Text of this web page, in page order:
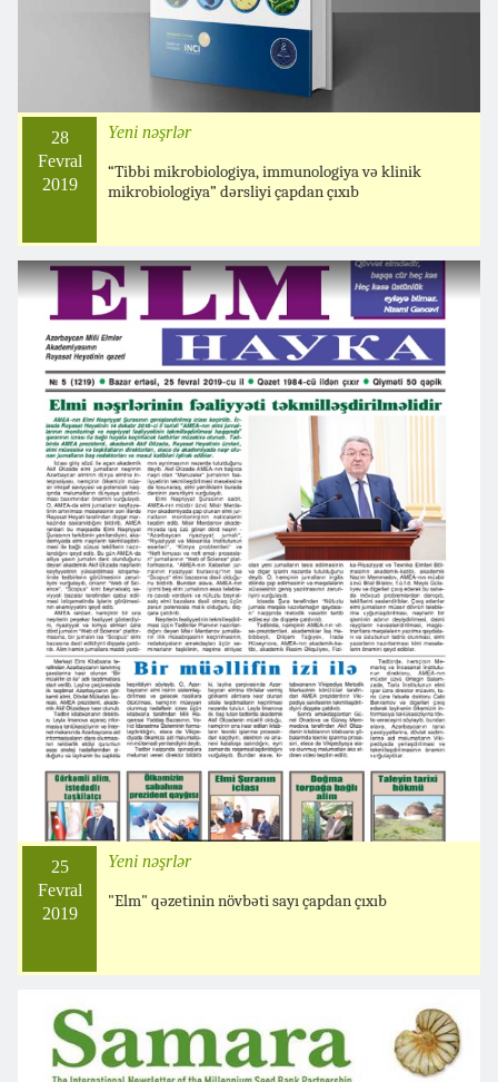
28
Fevral
2019
Yeni nəşrlər
“Tibbi mikrobiologiya, immunologiya və klinik
mikrobiologiya” dərsliyi çapdan çıxıb
25
Fevral
2019
Yeni nəşrlər
"Elm" qəzetinin növbəti sayı çapdan çıxıb